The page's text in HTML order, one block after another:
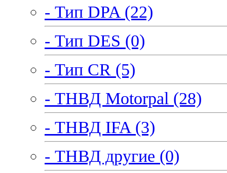
- Тип DPA (22)
- Тип DES (0)
- Тип CR (5)
- ТНВД Motorpal (28)
- ТНВД IFA (3)
- ТНВД другие (0)